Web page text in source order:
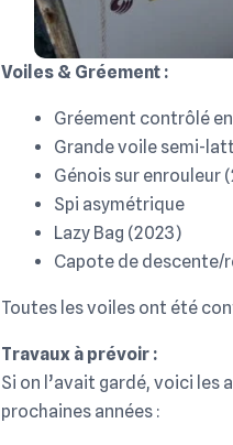
Voiles & Gréement :
Gréement contrôlé
Grande voile semi-
Génois sur enrouleur
Spi asymétrique
Lazy Bag (2023)
Capote de descente/
Toutes les voiles ont été
Travaux à prévoir :
Si on l’avait gardé, voici les
prochaines années :